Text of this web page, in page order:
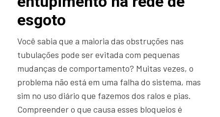
esgoto
Você sabia que a maioria das obstruções nas
tubulações pode ser evitada com pequenas
mudanças de comportamento? Muitas vezes, o
problema não está em uma falha do sistema, mas
sim no uso diário que fazemos dos ralos e pias.
Compreender o que causa esses bloqueios é